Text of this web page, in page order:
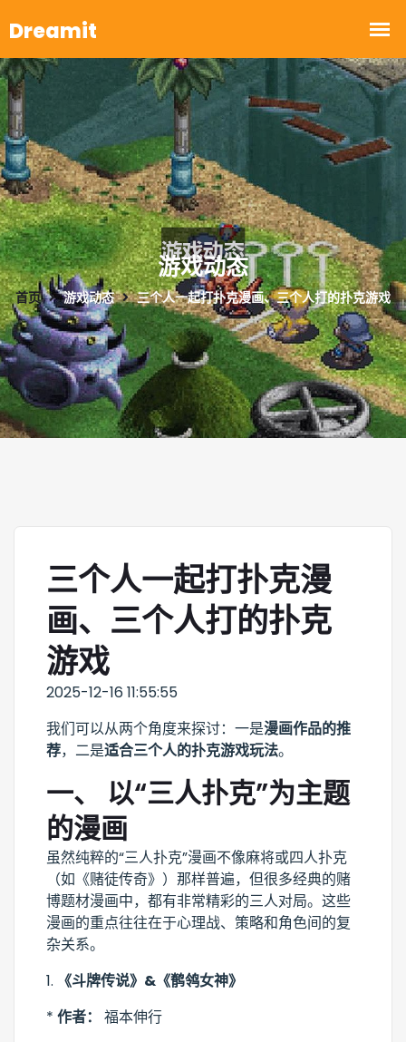
游戏动态
首页 游戏动态 三个人一起打扑克漫画、三个人打的扑克游戏
三个人一起打扑克漫
画、三个人打的扑克
游戏
2025-12-16 11:55:55
我们可以从两个角度来探讨：一是漫画作品的推
荐，二是适合三个人的扑克游戏玩法。
一、 以“三人扑克”为主题
的漫画
虽然纯粹的“三人扑克”漫画不像麻将或四人扑克
（如《赌徒传奇》）那样普遍，但很多经典的赌
博题材漫画中，都有非常精彩的三人对局。这些
漫画的重点往往在于心理战、策略和角色间的复
杂关系。
1. 《斗牌传说》&《鹡鸰女神》
* 作者：
福本伸行